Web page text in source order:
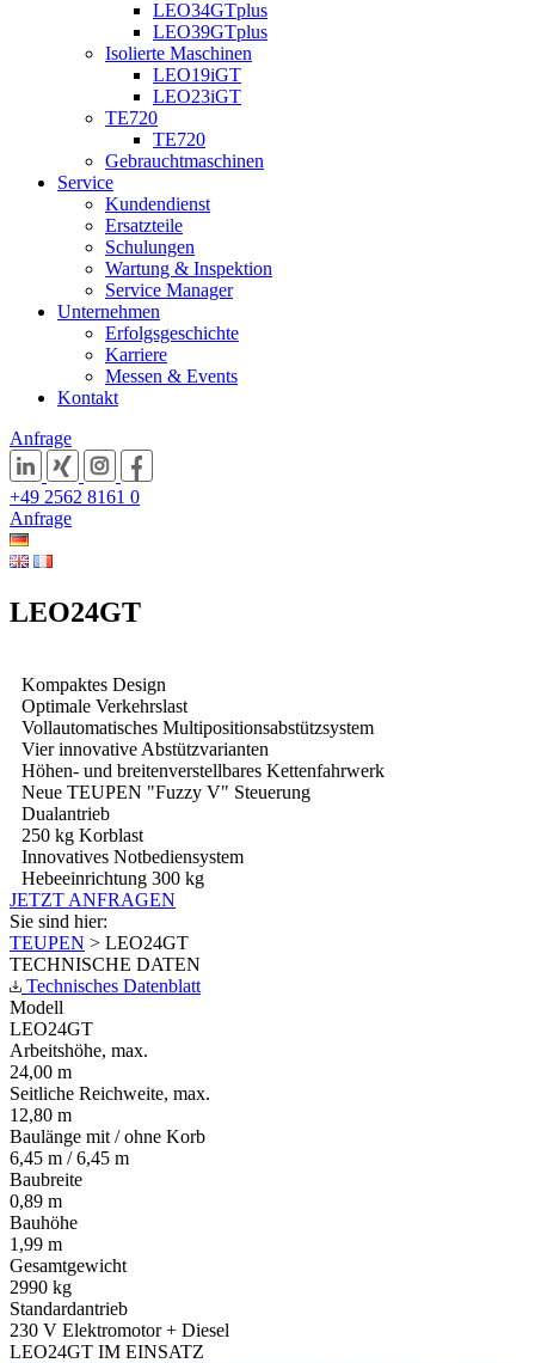
LEO34GTplus
LEO39GTplus
Isolierte Maschinen
LEO19iGT
LEO23iGT
TE720
TE720
Gebrauchtmaschinen
Service
Kundendienst
Ersatzteile
Schulungen
Wartung & Inspektion
Service Manager
Unternehmen
Erfolgsgeschichte
Karriere
Messen & Events
Kontakt
Anfrage
+49 2562 8161 0
Anfrage
LEO24GT
Kompaktes Design
Optimale Verkehrslast
Vollautomatisches Multipositionsabstützsystem
Vier innovative Abstützvarianten
Höhen- und breitenverstellbares Kettenfahrwerk
Neue TEUPEN "Fuzzy V" Steuerung
Dualantrieb
250 kg Korblast
Innovatives Notbediensystem
Hebeeinrichtung 300 kg
JETZT ANFRAGEN
Sie sind hier:
TEUPEN > LEO24GT
TECHNISCHE DATEN
Technisches Datenblatt
Modell
LEO24GT
Arbeitshöhe, max.
24,00 m
Seitliche Reichweite, max.
12,80 m
Baulänge mit / ohne Korb
6,45 m / 6,45 m
Baubreite
0,89 m
Bauhöhe
1,99 m
Gesamtgewicht
2990 kg
Standardantrieb
230 V Elektromotor + Diesel
LEO24GT IM EINSATZ